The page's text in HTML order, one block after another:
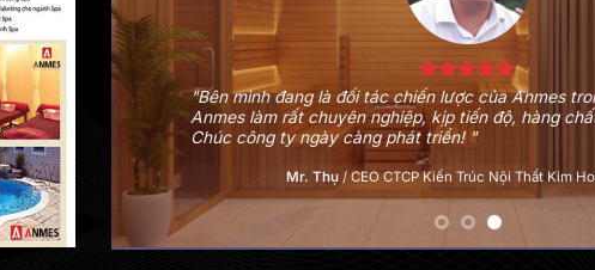
Phòng khám Đông Y Phúc Mạc Đường của tôi có
xông khô đá muối và phòng xông hơi ướt của
viên từ tư vấn cho đến kỹ thuật đều rất tận tình và
rộng thêm chi nhánh, chắc chắn tôi sẽ vẫn tin
Bác sĩ Nguyễn Thành Huy /Chủ phòng khám Đông Y